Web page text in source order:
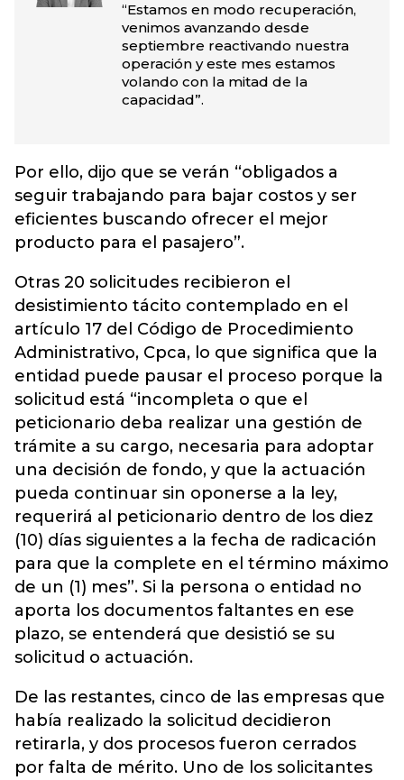
“Estamos en modo recuperación,
venimos avanzando desde
septiembre reactivando nuestra
operación y este mes estamos
volando con la mitad de la
capacidad”.
Por ello, dijo que se verán “obligados a
seguir trabajando para bajar costos y ser
eficientes buscando ofrecer el mejor
producto para el pasajero”.
Otras 20 solicitudes recibieron el
desistimiento tácito contemplado en el
artículo 17 del Código de Procedimiento
Administrativo, Cpca, lo que significa que la
entidad puede pausar el proceso porque la
solicitud está “incompleta o que el
peticionario deba realizar una gestión de
trámite a su cargo, necesaria para adoptar
una decisión de fondo, y que la actuación
pueda continuar sin oponerse a la ley,
requerirá al peticionario dentro de los diez
(10) días siguientes a la fecha de radicación
para que la complete en el término máximo
de un (1) mes”. Si la persona o entidad no
aporta los documentos faltantes en ese
plazo, se entenderá que desistió se su
solicitud o actuación.
De las restantes, cinco de las empresas que
había realizado la solicitud decidieron
retirarla, y dos procesos fueron cerrados
por falta de mérito. Uno de los solicitantes